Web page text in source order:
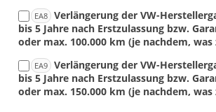
EA8 Verlängerung der VW-
bis 5 Jahre nach Erstzulassung bzw.
oder max. 100.000 km (je nachdem,
EA9 Verlängerung der VW-
bis 5 Jahre nach Erstzulassung bzw.
oder max. 150.000 km (je nachdem,